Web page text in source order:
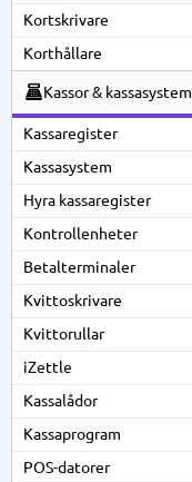
Kortskrivare
Korthållare
Kassor & kassasystem
Kassaregister
Kassasystem
Hyra kassaregister
Kontrollenheter
Betalterminaler
Kvittoskrivare
Kvittorullar
iZettle
Kassalådor
Kassaprogram
POS-datorer